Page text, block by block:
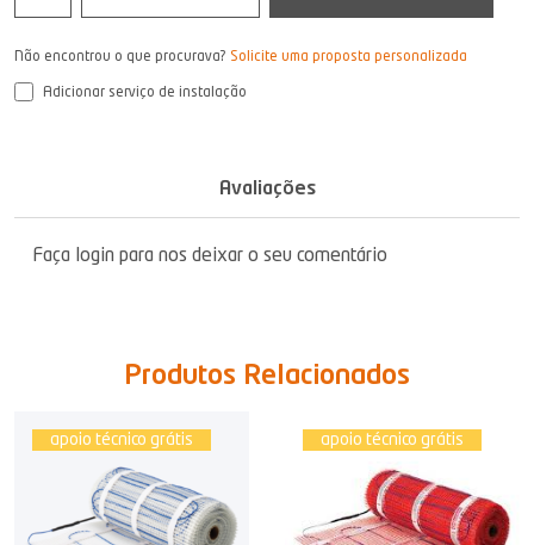
Não encontrou o que procurava? Solicite uma proposta personalizada
Adicionar serviço de instalação
Avaliações
Faça login para nos deixar o seu comentário
Produtos Relacionados
apoio técnico grátis apoio técnico grátis